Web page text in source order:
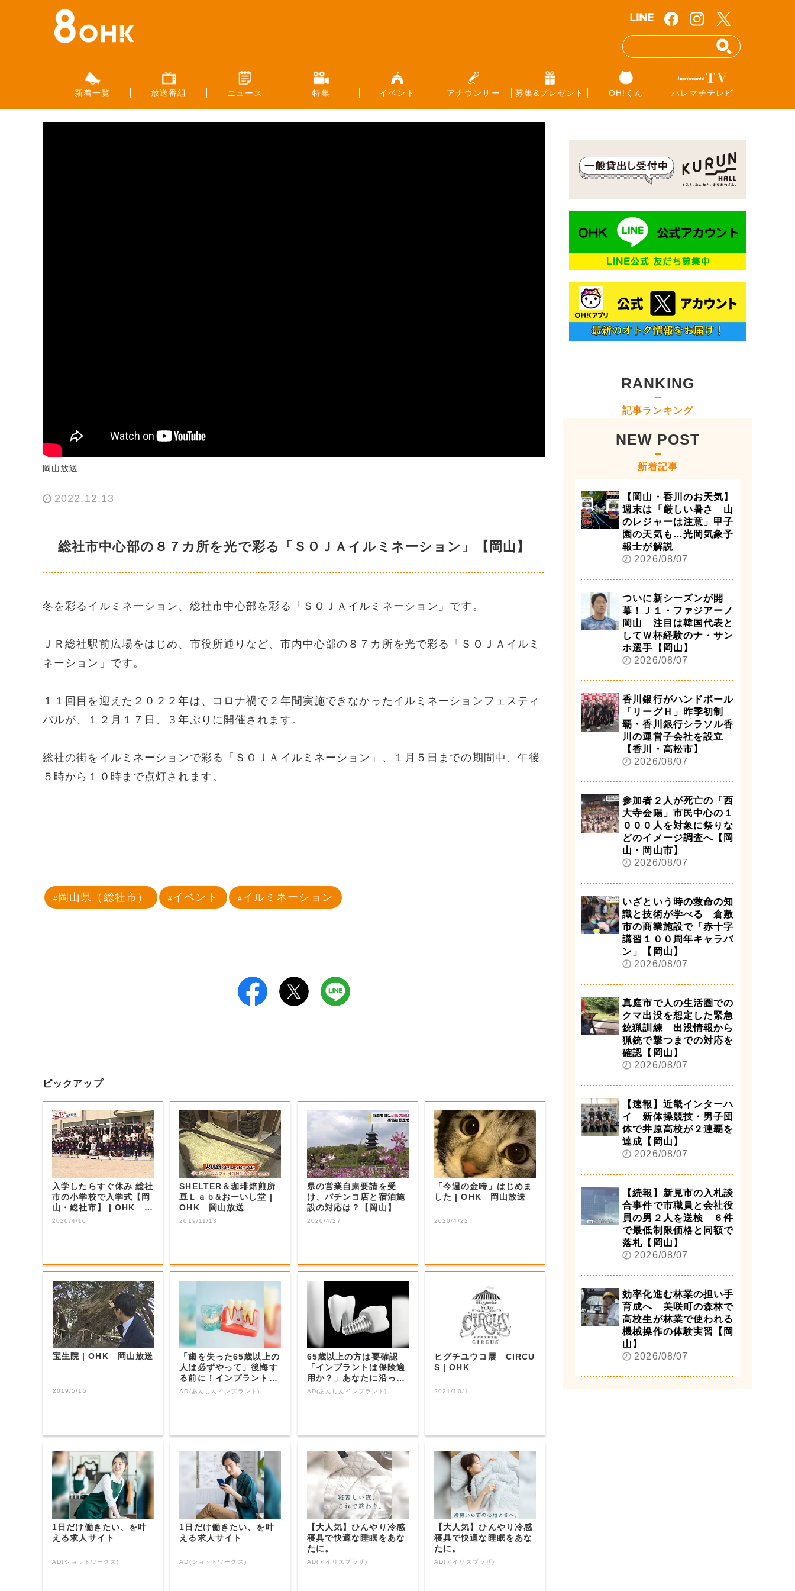
新着一覧 放送番組 ニュース 特集 イベント アナウンサー 募集&プレゼント OH!くん ハレマチテレビ
岡山放送
2022.12.13
総社市中心部の８７カ所を光で彩る「ＳＯＪＡイルミネーション」【岡山】
冬を彩るイルミネーション、総社市中心部を彩る「ＳＯＪＡイルミネーション」です。
ＪＲ総社駅前広場をはじめ、市役所通りなど、市内中心部の８７カ所を光で彩る「ＳＯＪＡイルミ
ネーション」です。
１１回目を迎えた２０２２年は、コロナ禍で２年間実施できなかったイルミネーションフェスティ
バルが、１２月１７日、３年ぶりに開催されます。
総社の街をイルミネーションで彩る「ＳＯＪＡイルミネーション」、１月５日までの期間中、午後
５時から１０時まで点灯されます。
岡山県（総社市） イベント イルミネーション
ピックアップ
入学したらすぐ休み 総社
市の小学校で入学式【岡
山・総社市】 | OHK 岡
山放...
2020/4/10
SHELTER＆珈琲焙煎所
豆Ｌａｂ&おーいし堂 |
OHK 岡山放送
2019/11/13
県の営業自粛要請を受
け、パチンコ店と宿泊施
設の対応は？【岡山】
2020/4/27
「今週の金時」はじめま
した | OHK 岡山放送
2020/4/22
宝生院 | OHK 岡山放送
2019/5/15
「歯を失った65歳以上の
人は必ずやって」後悔す
る前に！インプラントと
いう選択肢。
AD(あんしんインプラント)
65歳以上の方は要確認
「インプラントは保険適
用か？」あなたに沿った
治療法や費用を...
AD(あんしんインプラント)
ヒグチユウコ展 CIRCU
S | OHK
2021/10/1
1日だけ働きたい、を叶
える求人サイト
AD(ショットワークス)
1日だけ働きたい、を叶
える求人サイト
AD(ショットワークス)
【大人気】ひんやり冷感
寝具で快適な睡眠をあな
たに。
AD(アイリスプラザ)
【大人気】ひんやり冷感
寝具で快適な睡眠をあな
たに。
AD(アイリスプラザ)
RANKING
記事ランキング
NEW POST
新着記事
【岡山・香川のお天気】
週末は「厳しい暑さ 山
のレジャーは注意」甲子
園の天気も…光岡気象予
報士が解説
2026/08/07
ついに新シーズンが開
幕！Ｊ１・ファジアーノ
岡山 注目は韓国代表と
してＷ杯経験のナ・サン
ホ選手【岡山】
2026/08/07
香川銀行がハンドボール
「リーグＨ」昨季初制
覇・香川銀行シラソル香
川の運営子会社を設立
【香川・高松市】
2026/08/07
参加者２人が死亡の「西
大寺会陽」市民中心の１
０００人を対象に祭りな
どのイメージ調査へ【岡
山・岡山市】
2026/08/07
いざという時の救命の知
識と技術が学べる 倉敷
市の商業施設で「赤十字
講習１００周年キャラバ
ン」【岡山】
2026/08/07
真庭市で人の生活圏での
クマ出没を想定した緊急
銃猟訓練 出没情報から
猟銃で撃つまでの対応を
確認【岡山】
2026/08/07
【速報】近畿インターハ
イ 新体操競技・男子団
体で井原高校が２連覇を
達成【岡山】
2026/08/07
【続報】新見市の入札談
合事件で市職員と会社役
員の男２人を送検 ６件
で最低制限価格と同額で
落札【岡山】
2026/08/07
効率化進む林業の担い手
育成へ 美咲町の森林で
高校生が林業で使われる
機械操作の体験実習【岡
山】
2026/08/07